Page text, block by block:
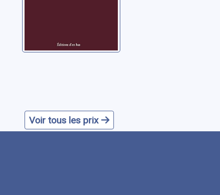
Voir tous les prix